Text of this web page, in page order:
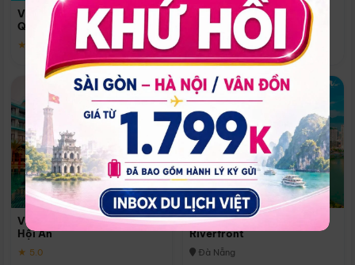
Vinpearl Resort & Spa Phu
Quoc
★ 5.0
Quoc
Phú Quốc
★ 5.0
Vinpearl Resort & Golf Nam
Hội An
★ 5.0
Melia Vinpearl Danang
Riverfront
Đà Nẵng